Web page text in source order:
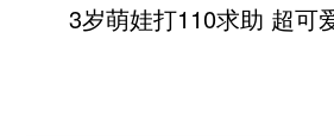
3岁萌娃打110求助 超可